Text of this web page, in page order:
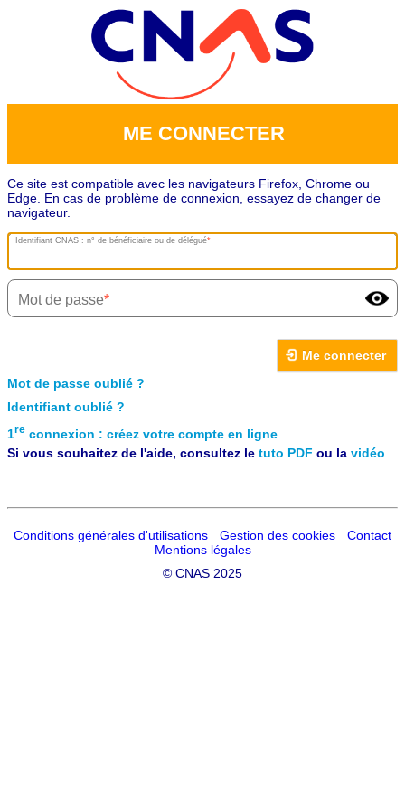
ME CONNECTER
Ce site est compatible avec les navigateurs Firefox, Chrome ou
Edge. En cas de problème de connexion, essayez de changer de
navigateur.
Identifiant CNAS : n° de bénéficiaire ou de délégué
Mot de passe
Me connecter
Mot de passe oublié ?
Identifiant oublié ?
1re connexion : créez votre compte en ligne
Si vous souhaitez de l'aide, consultez le tuto PDF ou la vidéo
Conditions générales d'utilisations Gestion des cookies
Contact
Mentions légales
© CNAS 2025